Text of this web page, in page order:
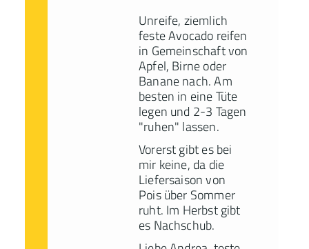
Unreife, ziemlich
feste Avocado reifen
in Gemeinschaft von
Apfel, Birne oder
Banane nach. Am
besten in eine Tüte
legen und 2-3 Tagen
"ruhen" lassen.
Vorerst gibt es bei
mir keine, da die
Liefersaison von
Pois über Sommer
ruht. Im Herbst gibt
es Nachschub.